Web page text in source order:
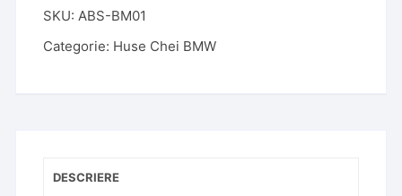
Cheie
Smartkey
ABS,
SKU:ABS-BM01
Categorie: Huse Chei BMW
DESCRIERE